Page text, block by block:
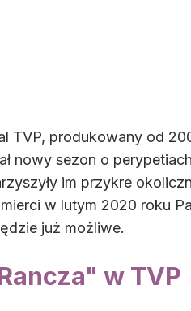
TVP, produkowany od
nowy sezon o
im przykre
w lutym 2020 roku
już możliwe.
w TVP